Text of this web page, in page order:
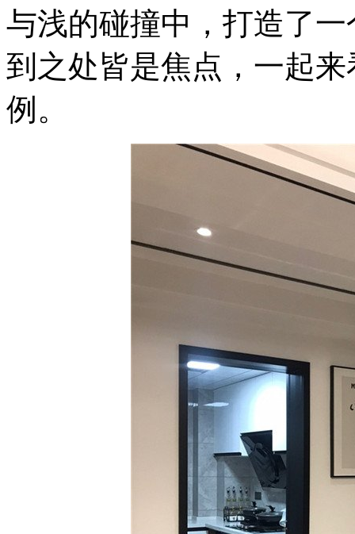
与浅的碰撞中，打造了
到之处皆是焦点，一起
例。